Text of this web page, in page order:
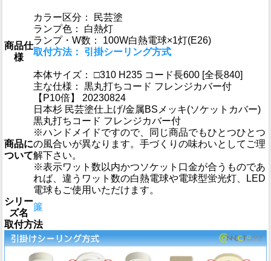
商品仕
様
カラー区分： 民芸塗
ランプ色： 白熱灯
ランプ・W数： 100W白熱電球×1灯(E26)
取付方法： 引掛シーリング方式
本体サイズ： □310 H235 コード長600 [全長840]
主な仕様： 黒丸打ちコード フレンジカバー付
【P10倍】 20230824
商品に
ついて
日本杉 民芸塗仕上げ/金属BSメッキ(ソケットカバー)
黒丸打ちコード フレンジカバー付
※ハンドメイドですので、同じ商品でもひとつひとつ
の風合いが異なります。手づくりの味わいとしてご理
解下さい。
※表示ワット数以内かつソケット口金が合うものであ
れば、違うワット数の白熱電球や電球型蛍光灯、LED
電球もご使用いただけます。
シリー
ズ名
簾
取付方法